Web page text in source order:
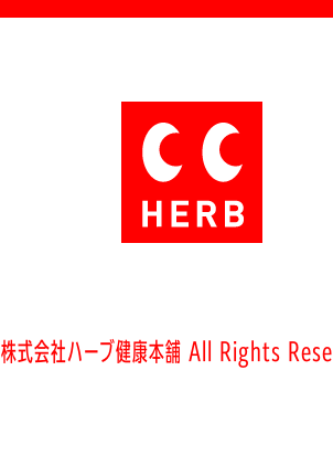
株式会社ハーブ健康本舗 All Rights